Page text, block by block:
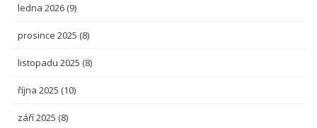
ledna 2026 (9)
prosince 2025 (8)
listopadu 2025 (8)
října 2025 (10)
září 2025 (8)